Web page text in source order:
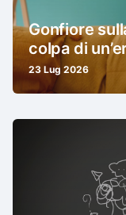
Gonfiore
colpa di
23 Lug 2026